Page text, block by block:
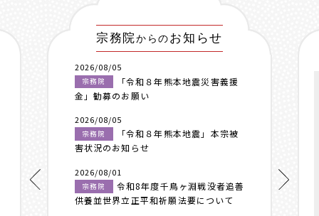
宗務院からのお知らせ
2026/08/05
宗務院
「令和８年熊本地震災害義援
金」勧募のお願い
2026/08/05
宗務院
「令和８年熊本地震」本宗被
害状況のお知らせ
2026/08/01
宗務院
令和8年度千鳥ヶ淵戦没者追善
供養並世界立正平和祈願法要について